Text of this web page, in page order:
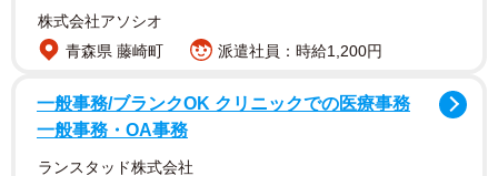
株式会社アソシオ
青森県 藤崎町
派遣社員：時給1,200円
一般事務/ブランクOK クリニックでの医療事務
一般事務・OA事務
ランスタッド株式会社